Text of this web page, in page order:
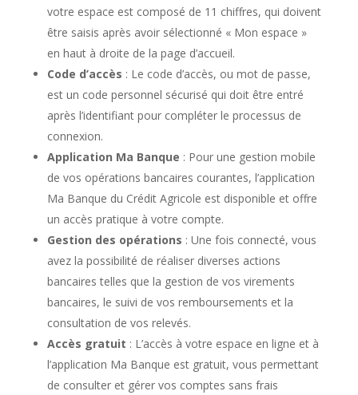
votre espace est composé de 11 chiffres, qui doivent
être saisis après avoir sélectionné « Mon espace »
en haut à droite de la page d’accueil.
Code d’accès : Le code d’accès, ou mot de passe,
est un code personnel sécurisé qui doit être entré
après l’identifiant pour compléter le processus de
connexion.
Application Ma Banque : Pour une gestion mobile
de vos opérations bancaires courantes, l’application
Ma Banque du Crédit Agricole est disponible et offre
un accès pratique à votre compte.
Gestion des opérations : Une fois connecté, vous
avez la possibilité de réaliser diverses actions
bancaires telles que la gestion de vos virements
bancaires, le suivi de vos remboursements et la
consultation de vos relevés.
Accès gratuit : L’accès à votre espace en ligne et à
l’application Ma Banque est gratuit, vous permettant
de consulter et gérer vos comptes sans frais